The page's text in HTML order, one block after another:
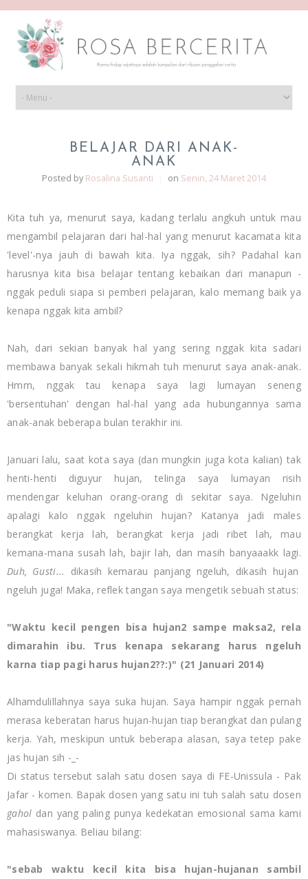
BELAJAR DARI ANAK-
ANAK
Posted by Rosalina Susanti on Senin, 24 Maret 2014
Kita tuh ya, menurut saya, kadang terlalu angkuh untuk mau
mengambil pelajaran dari hal-hal yang menurut kacamata kita
'level'-nya jauh di bawah kita. Iya nggak, sih? Padahal kan
harusnya kita bisa belajar tentang kebaikan dari manapun -
nggak peduli siapa si pemberi pelajaran, kalo memang baik ya
kenapa nggak kita ambil?
Nah, dari sekian banyak hal yang sering nggak kita sadari
membawa banyak sekali hikmah tuh menurut saya anak-anak.
Hmm, nggak tau kenapa saya lagi lumayan seneng
'bersentuhan' dengan hal-hal yang ada hubungannya sama
anak-anak beberapa bulan terakhir ini.
Januari lalu, saat kota saya (dan mungkin juga kota kalian) tak
henti-henti diguyur hujan, telinga saya lumayan risih
mendengar keluhan orang-orang di sekitar saya. Ngeluhin
apalagi kalo nggak ngeluhin hujan? Katanya jadi males
berangkat kerja lah, berangkat kerja jadi ribet lah, mau
kemana-mana susah lah, bajir lah, dan masih banyaaakk lagi.
Duh, Gusti... dikasih kemarau panjang ngeluh, dikasih hujan
ngeluh juga! Maka, reflek tangan saya mengetik sebuah status:
"Waktu kecil pengen bisa hujan2 sampe maksa2, rela
dimarahin ibu. Trus kenapa sekarang harus ngeluh
karna tiap pagi harus hujan2??:)" (21 Januari 2014)
Alhamdulillahnya saya suka hujan. Saya hampir nggak pernah
merasa keberatan harus hujan-hujan tiap berangkat dan pulang
kerja. Yah, meskipun untuk beberapa alasan, saya tetep pake
jas hujan sih -_-
Di status tersebut salah satu dosen saya di FE-Unissula - Pak
Jafar - komen. Bapak dosen yang satu ini tuh salah satu dosen
gahol dan yang paling punya kedekatan emosional sama kami
mahasiswanya. Beliau bilang:
"sebab waktu kecil kita bisa hujan-hujanan sambil